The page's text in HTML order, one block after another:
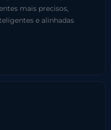
mais precisos,
e alinhadas